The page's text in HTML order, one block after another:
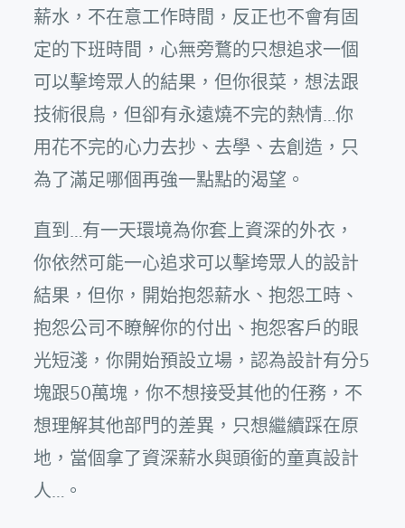
薪水，不在意工作時間，反正也不會有固
定的下班時間，心無旁鶩的只想追求一個
可以擊垮眾人的結果，但你很菜，想法跟
技術很鳥，但卻有永遠燒不完的熱情…你
用花不完的心力去抄、去學、去創造，只
為了滿足哪個再強一點點的渴望。
直到…有一天環境為你套上資深的外衣，
你依然可能一心追求可以擊垮眾人的設計
結果，但你，開始抱怨薪水、抱怨工時、
抱怨公司不瞭解你的付出、抱怨客戶的眼
光短淺，你開始預設立場，認為設計有分5
塊跟50萬塊，你不想接受其他的任務，不
想理解其他部門的差異，只想繼續踩在原
地，當個拿了資深薪水與頭銜的童真設計
人…。